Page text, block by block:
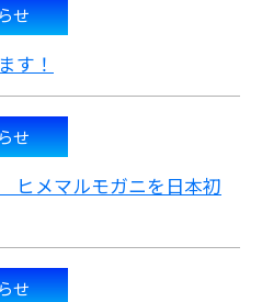
せ
す！
せ
ヒメマルモガニを日本初
せ